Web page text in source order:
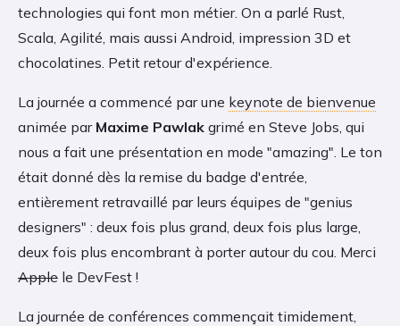
technologies qui font mon métier. On a parlé Rust,
Scala, Agilité, mais aussi Android, impression 3D et
chocolatines. Petit retour d'expérience.
La journée a commencé par une keynote de bienvenue
animée par Maxime Pawlak grimé en Steve Jobs, qui
nous a fait une présentation en mode "amazing". Le ton
était donné dès la remise du badge d'entrée,
entièrement retravaillé par leurs équipes de "genius
designers" : deux fois plus grand, deux fois plus large,
deux fois plus encombrant à porter autour du cou. Merci
Apple le DevFest !
La journée de conférences commençait timidement,